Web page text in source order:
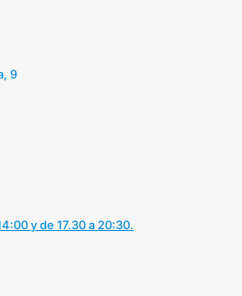
9
y de 17.30 a 20:30.